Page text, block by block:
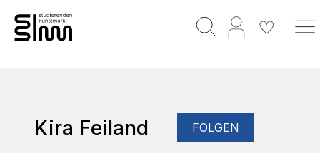
Kira Feiland FOLGEN